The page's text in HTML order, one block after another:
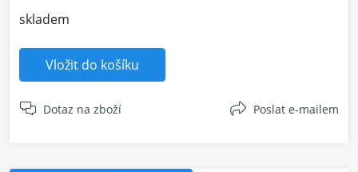
skladem
Vložit do košíku
Dotaz na zboží Poslat e-mailem